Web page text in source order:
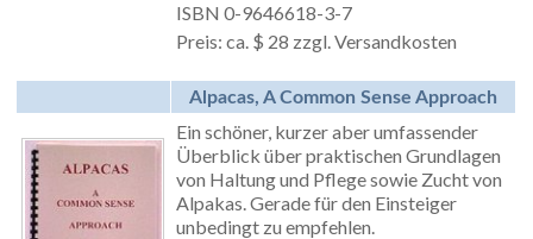
ISBN 0-9646618-3-7
Preis: ca. $ 28 zzgl. Versandkosten
Alpacas, A Common Sense Approach
Ein schöner, kurzer aber umfassender
Überblick über praktischen Grundlagen
von Haltung und Pflege sowie Zucht von
Alpakas. Gerade für den Einsteiger
unbedingt zu empfehlen.